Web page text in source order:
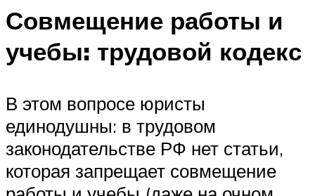
Совмещение работы и
учебы: трудовой кодекс
В этом вопросе юристы
единодушны: в трудовом
законодательстве РФ нет статьи,
которая запрещает совмещение